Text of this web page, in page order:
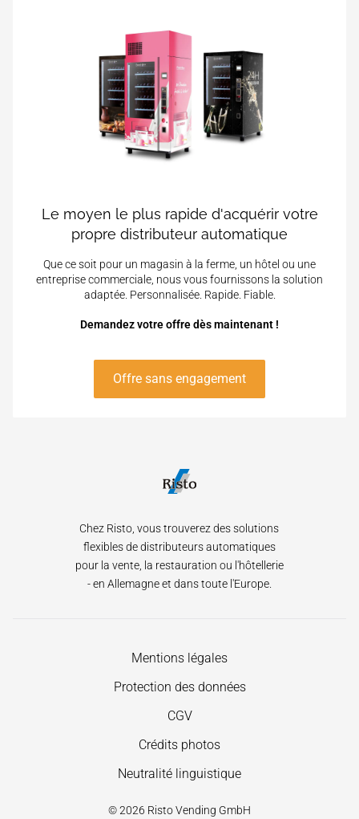
Le moyen le plus rapide d'acquérir votre
propre distributeur automatique
Que ce soit pour un magasin à la ferme, un hôtel ou une
entreprise commerciale, nous vous fournissons la solution
adaptée. Personnalisée. Rapide. Fiable.
Demandez votre offre dès maintenant !
Offre sans engagement
Chez Risto, vous trouverez des solutions
flexibles de distributeurs automatiques
pour la vente, la restauration ou l'hôtellerie
- en Allemagne et dans toute l'Europe.
au
Mentions légales
Protection des données
CGV
Crédits photos
Neutralité linguistique
© 2026 Risto Vending GmbH